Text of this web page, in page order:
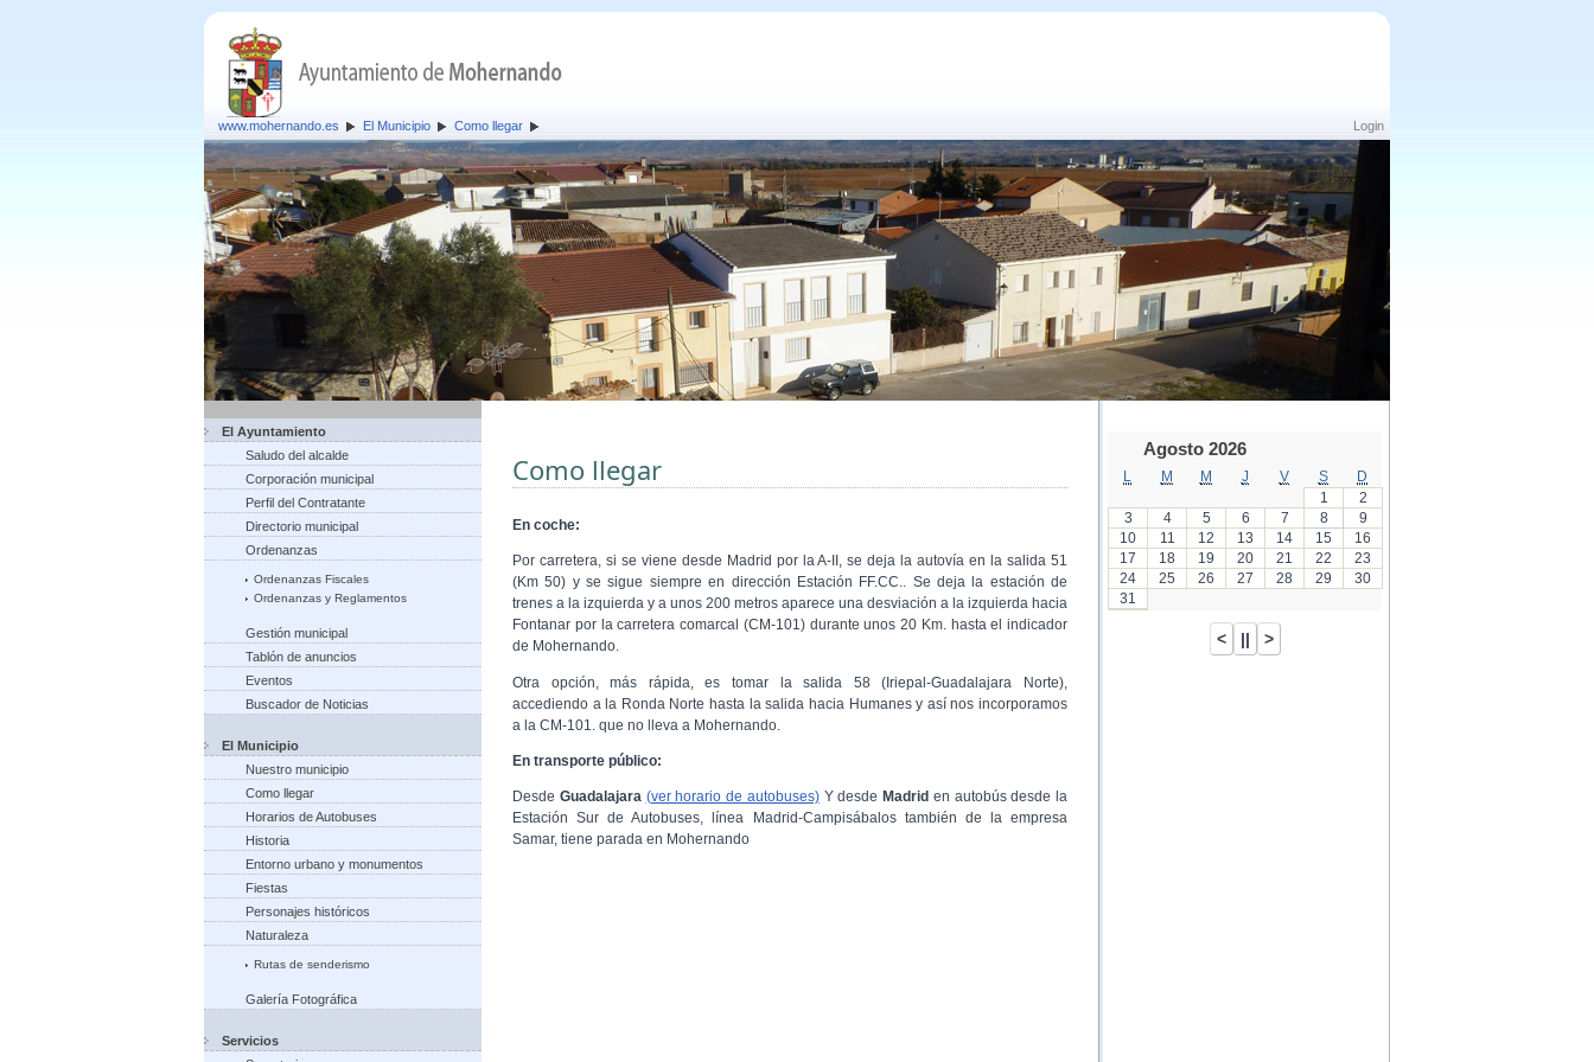
Login
www.mohernando.es El Municipio Como llegar
El Ayuntamiento
Saludo del alcalde
Corporación municipal
Perfil del Contratante
Directorio municipal
Ordenanzas
Ordenanzas Fiscales
Ordenanzas y Reglamentos
Gestión municipal
Tablón de anuncios
Eventos
Buscador de Noticias
El Municipio
Nuestro municipio
Como llegar
Horarios de Autobuses
Historia
Entorno urbano y monumentos
Fiestas
Personajes históricos
Naturaleza
Rutas de senderismo
Galería Fotográfica
Servicios
Como llegar
En coche:
Por carretera, si se viene desde Madrid por la A-II, se deja la autovía en la salida 51
(Km 50) y se sigue siempre en dirección Estación FF.CC.. Se deja la estación de
trenes a la izquierda y a unos 200 metros aparece una desviación a la izquierda hacia
Fontanar por la carretera comarcal (CM-101) durante unos 20 Km. hasta el indicador
de Mohernando.
Otra opción, más rápida, es tomar la salida 58 (Iriepal-Guadalajara Norte),
accediendo a la Ronda Norte hasta la salida hacia Humanes y así nos incorporamos
a la CM-101. que no lleva a Mohernando.
En transporte público:
Desde Guadalajara (ver horario de autobuses)Y desde Madrid en autobús desde la
Estación Sur de Autobuses, línea Madrid-Campisábalos también de la empresa
Samar, tiene parada en Mohernando
Agosto 2026
M M J V S
D
1
2
3
4 5 6 7 8
9
10
11 12 13 14 15
16
17
18 19 20 21 22
23
24
25 26 27 28 29
30
31